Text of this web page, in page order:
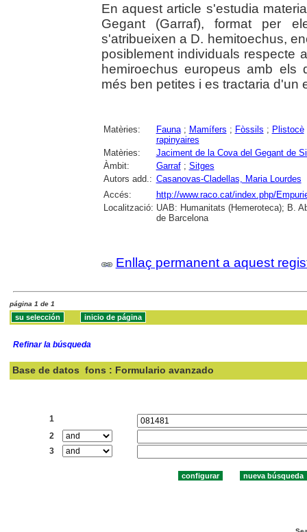
En aquest article s'estudia
Gegant (Garraf), format per
s'atribueixen a D. hemitoechus,
posiblement individuals respecte
hemiroechus europeus amb
més ben petites i es tractaria d'un
Matèries: Fauna; Mamífers ; Fòssils ; Plistocè
rapinyaires
Matèries:
Jaciment de la Cova del Gegant de
Àmbit:
Garraf; Sitges
Autors add.: Casanovas-Cladellas, Maria Lourdes
Accés:
http://www.raco.cat/index.php/
Localització: UAB: Humanitats (Hemeroteca); B.
de Barcelona
Enllaç permanent a aquest
página 1 de 1
Refinar la búsqueda
Base de datos fons : Formulario avanzado
1
2
3